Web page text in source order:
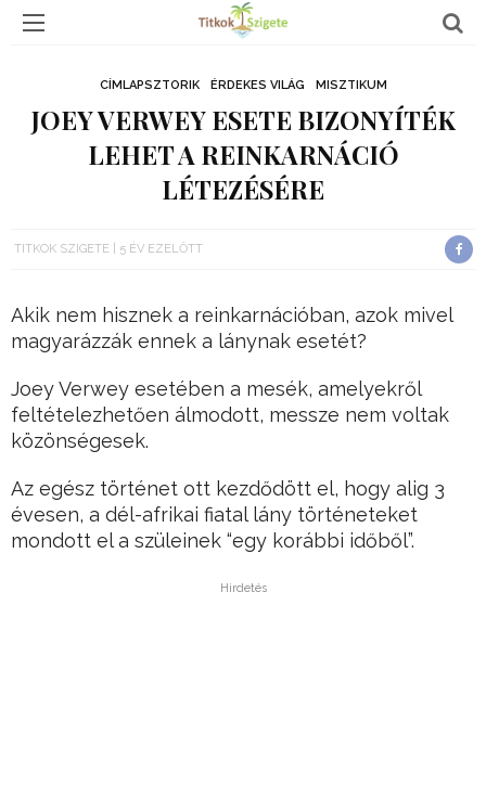
CÍMLAPSZTORIK ÉRDEKES VILÁG MISZTIKUM
JOEY VERWEY ESETE BIZONYÍTÉK
LEHET A REINKARNÁCIÓ
LÉTEZÉSÉRE
TITKOK SZIGETE 5 ÉV EZELŐTT
Akik nem hisznek a reinkarnációban, azok mivel
magyarázzák ennek a lánynak esetét?
Joey Verwey esetében a mesék, amelyekről
feltételezhetően álmodott, messze nem voltak
közönségesek.
Az egész történet ott kezdődött el, hogy alig 3
évesen, a dél-afrikai fiatal lány történeteket
mondott el a szüleinek “egy korábbi időből”.
Hirdetés